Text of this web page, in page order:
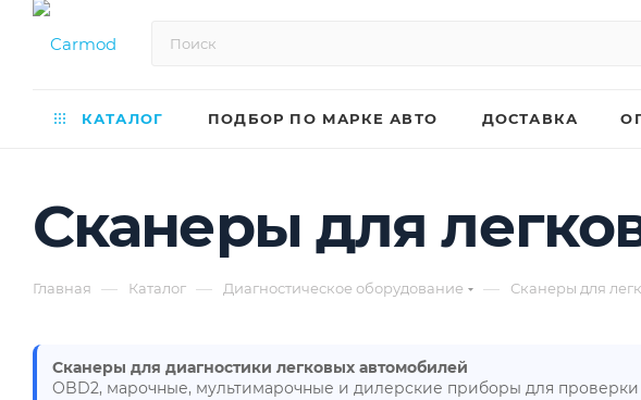
КАТАЛОГ ПОДБОР ПО МАРКЕ АВТО ДОСТАВКА
Сканеры для
Главная — Каталог — Диагностическое оборудование — Сканеры для
Сканеры для диагностики легковых автомобилей
OBD2, марочные, мультимарочные и дилерские приборы для